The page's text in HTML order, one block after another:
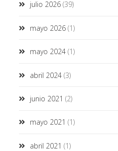
julio 2026 (39)
mayo 2026 (1)
mayo 2024 (1)
abril 2024 (3)
junio 2021 (2)
mayo 2021 (1)
abril 2021 (1)